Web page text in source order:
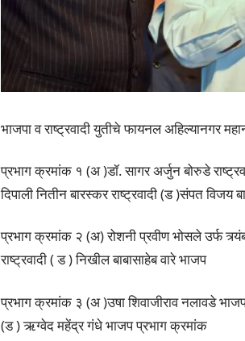
भाजपा व राष्ट्रवादी युतीचे फायनल अहिल्यानगर
प्रभाग क्रमांक १ (अ )डॉ. सागर अर्जुन बोरुडे
दिपाली नितीन बारस्कर राष्ट्रवादी (ड )संपत विजय
प्रभाग क्रमांक २ (अ) रोशनी प्रवीण भोसले उर्फ
राष्ट्रवादी ( ड ) निखील बाबासाहेब वारे भाजप
प्रभाग क्रमांक ३ (अ )उषा शिवाजीराव नलावडे भाजप
(ड ) ऋग्वेद महेंद्र गंधे भाजप प्रभाग क्रमांक